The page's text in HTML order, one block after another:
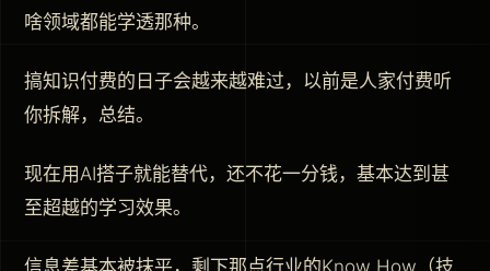
啥领域都能学透那种。
搞知识付费的日子会越来越难过，以前是人家付费听
你拆解，总结。
现在用AI搭子就能替代，还不花一分钱，基本达到甚
至超越的学习效果。
信息差基本被抹平，剩下那点行业的Know How（技